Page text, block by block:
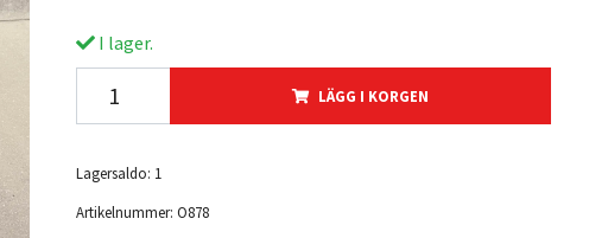
I lager.
LÄGG I KORGEN
Lagersaldo: 1
Artikelnummer: O878